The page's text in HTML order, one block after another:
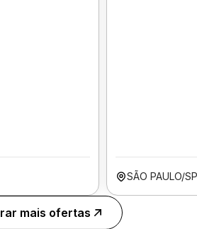
SÃO PAULO/SP
mais ofertas